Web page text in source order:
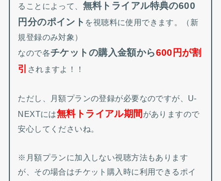
ることによって、 無料トライアル特典の600
円分のポイント を視聴料に使用できます。（新
規登録のみ対象）
なので各チケットの購入金額から600円が割
引
されますよ！！
ただし、月額プランの登録が必要なのですが、U-
NEXTには無料トライアル期間 がありますので
安心してくださいね。
※月額プランに加入しない視聴方法もあります
が、その場合はチケット購入時に利用できるポイ